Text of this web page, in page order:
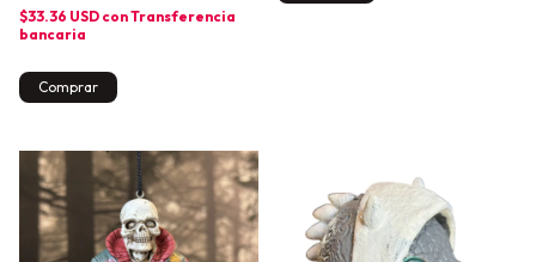
$33.36 USD conTransferencia
bancaria
Comprar